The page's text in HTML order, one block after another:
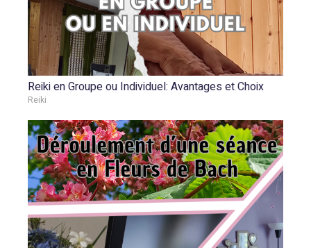
Reiki en Groupe ou Individuel: Avantages et Choix
Reiki